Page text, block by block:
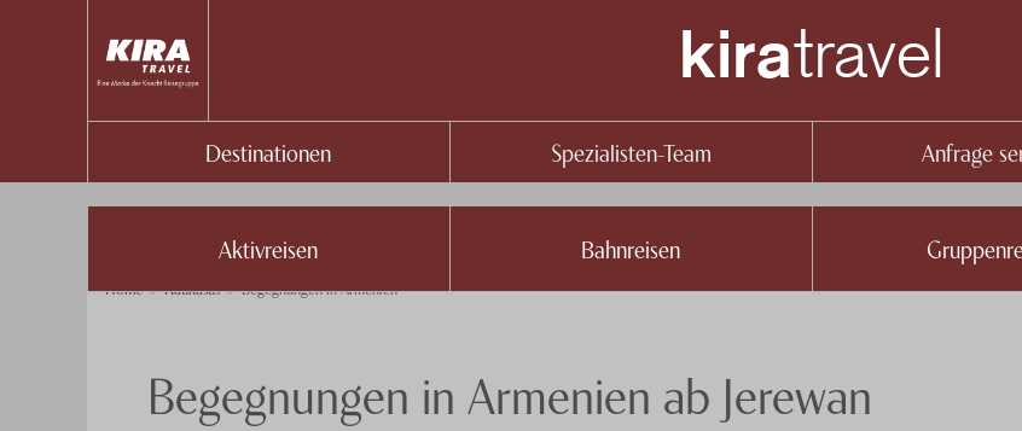
kiratravel
Destinationen
Spezialisten-Team Anfrage
Aktivreisen Bahnreisen
Home Kaukasus Begegnungen in Armenien
Begegnungen in Armenien ab Jerewan